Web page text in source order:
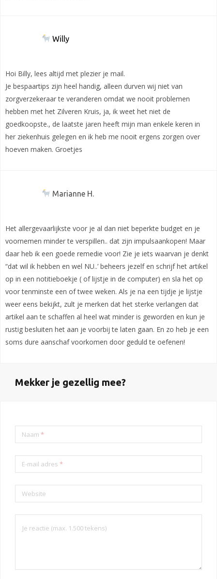
Willy
Hoi Billy, lees altijd met plezier je mail.
Je bespaartips zijn heel handig, alleen durven wij niet van
zorgverzekeraar te veranderen omdat we nooit problemen
hebben met het Zilveren Kruis, ja, ik weet het niet de
goedkoopste., de laatste jaren heeft mijn man enkele keren in
her ziekenhuis gelegen en ik heb me nooit ergens zorgen over
hoeven maken. Groetjes
Marianne H.
Het allergevaarlijkste voor je al dan niet beperkte budget en je
voornemen minder te verspillen.. dat zijn impulsaankopen! Maar
daar heb ik een goede remedie voor! Zie je iets waarvan je denkt
“dat wil ik hebben en wel NU..’ beheers jezelf en schrijf het artikel
op in een notitieboekje ( of lijstje in de computer) en sla het op
voor tenminste een of twee weken. Als je na een tijdje je lijstje
weer eens bekijkt, zult je merken dat het sterke verlangen dat
artikel aan te schaffen al heel wat minder is geworden en kun je
rustig besluiten het aan je voorbij te laten gaan. En zo heb je een
soms dure aanschaf voorkomen door geduld te oefenen!
Mekker je gezellig mee?
Naam *
E-mail adres *
Website